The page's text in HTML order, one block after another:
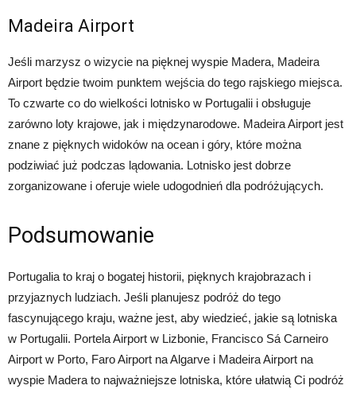
Madeira Airport
Jeśli marzysz o wizycie na pięknej wyspie Madera, Madeira
Airport będzie twoim punktem wejścia do tego rajskiego miejsca.
To czwarte co do wielkości lotnisko w Portugalii i obsługuje
zarówno loty krajowe, jak i międzynarodowe. Madeira Airport jest
znane z pięknych widoków na ocean i góry, które można
podziwiać już podczas lądowania. Lotnisko jest dobrze
zorganizowane i oferuje wiele udogodnień dla podróżujących.
Podsumowanie
Portugalia to kraj o bogatej historii, pięknych krajobrazach i
przyjaznych ludziach. Jeśli planujesz podróż do tego
fascynującego kraju, ważne jest, aby wiedzieć, jakie są lotniska
w Portugalii. Portela Airport w Lizbonie, Francisco Sá Carneiro
Airport w Porto, Faro Airport na Algarve i Madeira Airport na
wyspie Madera to najważniejsze lotniska, które ułatwią Ci podróż